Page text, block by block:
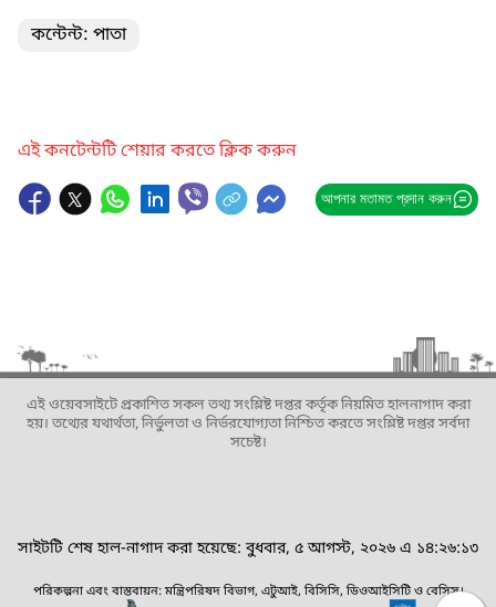
কন্টেন্ট: পাতা
এই কনটেন্টটি শেয়ার করতে ক্লিক করুন
আপনার মতামত প্রদান করুন
এই ওয়েবসাইটে প্রকাশিত সকল তথ্য সংশ্লিষ্ট দপ্তর কর্তৃক নিয়মিত হালনাগাদ করা
হয়। তথ্যের যথার্থতা, নির্ভুলতা ও নির্ভরযোগ্যতা নিশ্চিত করতে সংশ্লিষ্ট দপ্তর সর্বদা
সচেষ্ট।
সাইটটি শেষ হাল-নাগাদ করা হয়েছে: বুধবার, ৫ আগস্ট, ২০২৬ এ ১৪:২৬:১৩
পরিকল্পনা এবং বাস্তবায়ন: মন্ত্রিপরিষদ বিভাগ, এটুআই, বিসিসি, ডিওআইসিটি ও বেসিস।